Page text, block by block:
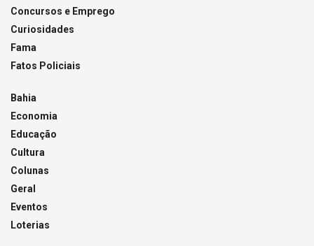
Concursos e Emprego
Curiosidades
Fama
Fatos Policiais
Bahia
Economia
Educação
Cultura
Colunas
Geral
Eventos
Loterias